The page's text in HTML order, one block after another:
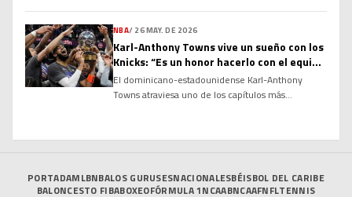
tiro al final del segundo juego que habría vencido
a los Knicks de Nueva York e igualado la serie, […]
NBA/ 26 MAY. DE 2026
Karl-Anthony Towns vive un sueño con los
Knicks: “Es un honor hacerlo con el equipo
que siempre apoyé”
El dominicano-estadounidense Karl-Anthony
Towns atraviesa uno de los capítulos más
para él va mucho más allá del baloncesto. Porque
PORTADAMLBNBALOS GURUSESNACIONALESBÉISBOL DEL CARIBE
BALONCESTO FIBABOXEOFÓRMULA 1NCAABNCAAFNFLTENNIS